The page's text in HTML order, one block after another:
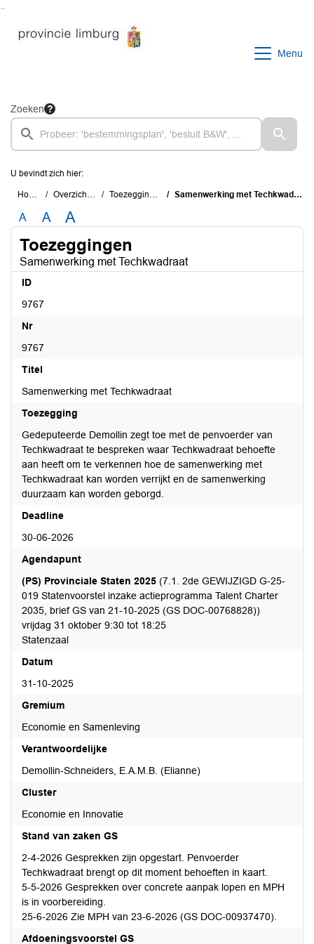
Menu
Zoeken
U bevindt zich hier:
Home Overzichten Toezeggingen Samenwerking met Techkwadraat
A A A
Toezeggingen
Samenwerking met Techkwadraat
ID
9767
Nr
9767
Titel
Samenwerking met Techkwadraat
Toezegging
Gedeputeerde Demollin zegt toe met de penvoerder van
Techkwadraat te bespreken waar Techkwadraat behoefte
aan heeft om te verkennen hoe de samenwerking met
Techkwadraat kan worden verrijkt en de samenwerking
duurzaam kan worden geborgd.
Deadline
30-06-2026
Agendapunt
(PS) Provinciale Staten 2025 (7.1. 2de GEWIJZIGD G-25-
019 Statenvoorstel inzake actieprogramma Talent Charter
2035, brief GS van 21-10-2025 (GS DOC-00768828))
vrijdag 31 oktober 9:30 tot 18:25
Statenzaal
Datum
31-10-2025
Gremium
Economie en Samenleving
Verantwoordelijke
Demollin-Schneiders, E.A.M.B. (Elianne)
Cluster
Economie en Innovatie
Stand van zaken GS
2-4-2026 Gesprekken zijn opgestart. Penvoerder
Techkwadraat brengt op dit moment behoeften in kaart.
5-5-2026 Gesprekken over concrete aanpak lopen en MPH
is in voorbereiding.
25-6-2026 Zie MPH van 23-6-2026 (GS DOC-00937470).
Afdoeningsvoorstel GS